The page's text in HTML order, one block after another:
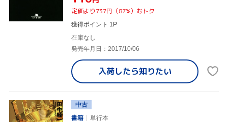
定価より737円（87%）おトク
獲得ポイント 1P
在庫なし
発売年月日：2017/10/06
入荷したら知りたい
中古
書籍
単行本